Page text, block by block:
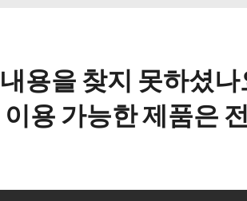
용을 찾지 못하셨나
이용 가능한 제품은